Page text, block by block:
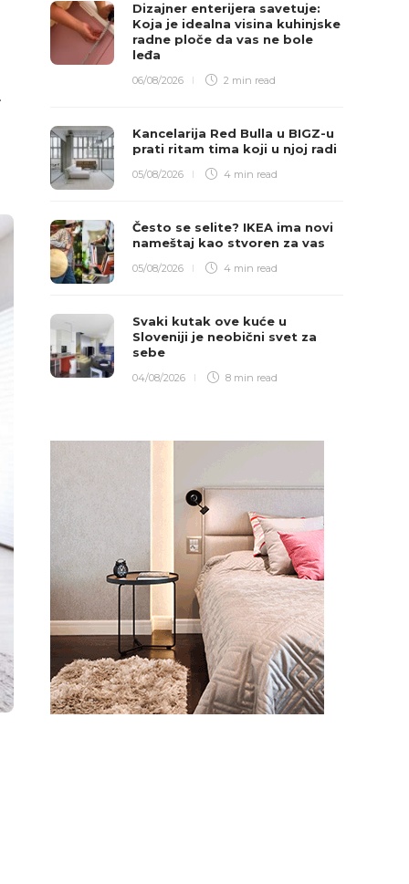
Dizajner enterijera savetuje:
Koja je idealna visina kuhinjske
radne ploče da vas ne bole
leđa
06/08/2026 2 min read
Kancelarija Red Bulla u BIGZ-u
prati ritam tima koji u njoj radi
05/08/2026 4 min read
Često se selite? IKEA ima novi
nameštaj kao stvoren za vas
05/08/2026 4 min read
Svaki kutak ove kuće u
Sloveniji je neobični svet za
sebe
04/08/2026 8 min read